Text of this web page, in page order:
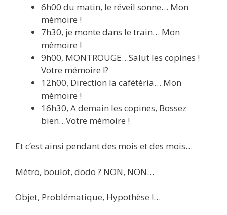
6h00 du matin, le réveil sonne… Mon
mémoire !
7h30, je monte dans le train… Mon
mémoire !
9h00, MONTROUGE…Salut les copines !
Votre mémoire !?
12h00, Direction la cafétéria… Mon
mémoire !
16h30, A demain les copines, Bossez
bien…Votre mémoire !
Et c’est ainsi pendant des mois et des mois…
Métro, boulot, dodo ? NON, NON…
Objet, Problématique, Hypothèse !…